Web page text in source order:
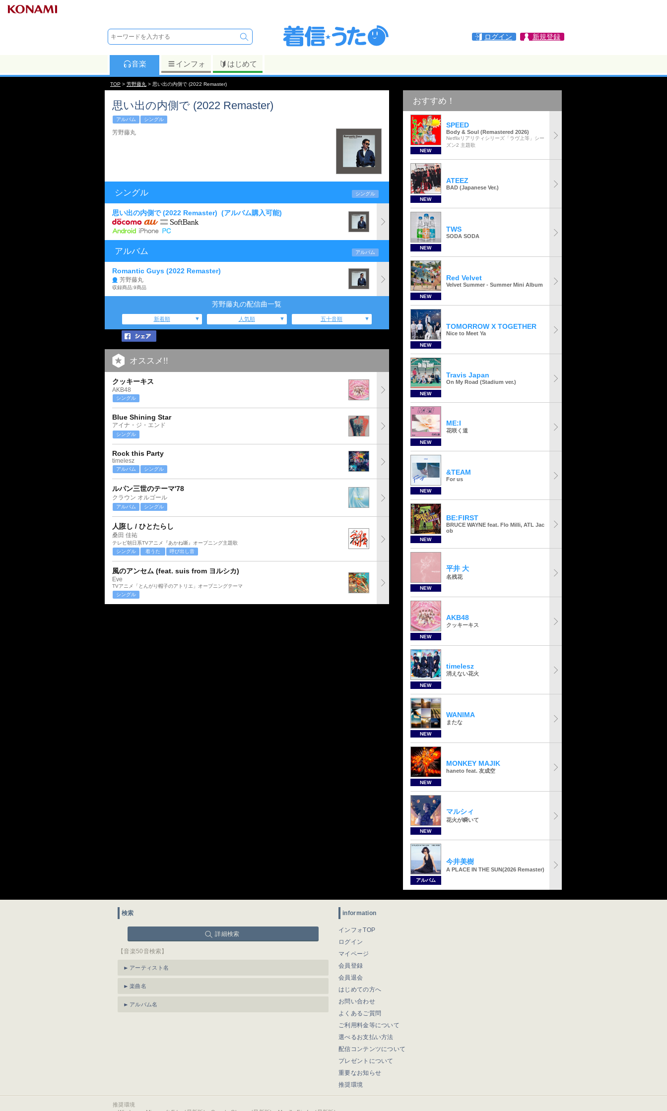
ログイン 新規登録
音楽 インフォ はじめて
TOP > 芳野藤丸 > 思い出の内側で (2022 Remaster)
思い出の内側で (2022 Remaster)
アルバム シングル
芳野藤丸
シングル シングル
思い出の内側で (2022 Remaster) (アルバム購入可能)
アルバム アルバム
Romantic Guys (2022 Remaster)
芳野藤丸
収録商品:9商品
芳野藤丸の配信曲一覧
新着順 人気順 五十音順
オススメ!!
クッキーキス
AKB48
シングル
Blue Shining Star
アイナ・ジ・エンド
シングル
Rock this Party
timelesz
アルバム シングル
ルパン三世のテーマ'78
クラウン オルゴール
アルバム シングル
人誑し / ひとたらし
桑田 佳祐
テレビ朝日系TVアニメ『あかね噺』オープニング主題歌
シングル
着うた 呼び出し音
風のアンセム (feat. suis from ヨルシカ)
Eve
TVアニメ「とんがり帽子のアトリエ」オープニングテーマ
シングル
おすすめ！
NEW
SPEED
Body & Soul (Remastered 2026)
Netflixリアリティシリーズ「ラヴ上等」シー
ズン2 主題歌
NEW
ATEEZ
BAD (Japanese Ver.)
NEW
TWS
SODA SODA
NEW
Red Velvet
Velvet Summer - Summer Mini Album
NEW
TOMORROW X TOGETHER
Nice to Meet Ya
NEW
Travis Japan
On My Road (Stadium ver.)
NEW
ME:I
花咲く道
NEW
&TEAM
For us
NEW
BE:FIRST
BRUCE WAYNE feat. Flo Milli, ATL Jac
ob
NEW
平井 大
名残花
NEW
AKB48
クッキーキス
NEW
timelesz
消えない花火
NEW
WANIMA
またな
NEW
MONKEY MAJIK
haneto feat. 友成空
NEW
マルシィ
花火が瞬いて
アルバム
今井美樹
A PLACE IN THE SUN(2026 Remaster)
検索
詳細検索
【音楽50音検索】
アーティスト名
楽曲名
アルバム名
information
インフォTOP
ログイン
マイページ
会員登録
会員退会
はじめての方へ
お問い合わせ
よくあるご質問
ご利用料金等について
選べるお支払い方法
配信コンテンツについて
プレゼントについて
重要なお知らせ
推奨環境
推奨環境